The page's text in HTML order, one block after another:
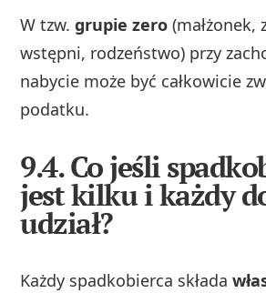
W tzw.grupie zero (małżonek,
wstępni, rodzeństwo) przy
nabycie może być całkowicie
podatku.
9.4. Co jeśli
jest kilku i każdy
udział?
Każdy spadkobierca składa